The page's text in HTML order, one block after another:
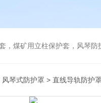
，煤矿用立柱保护套，风琴
风琴式防护罩 > 直线导轨防护